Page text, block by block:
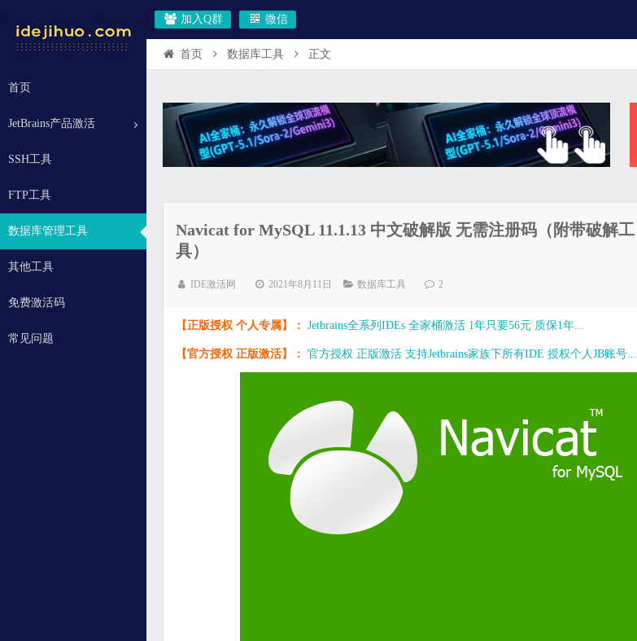
加入Q群 微信
首页
JetBrains产品激活
SSH工具
FTP工具
数据库管理工具
其他工具
免费激活码
常见问题
首页 数据库工具 正文
Navicat for MySQL 11.1.13 中文破解版 无需注册码（附带破解工
具）
IDE激活网 2021年8月11日 数据库工具 2
【正版授权 个人专属】： Jetbrains全系列IDEs 全家桶激活 1年只要56元 质保1年...
【官方授权 正版激活】： 官方授权 正版激活 支持Jetbrains家族下所有IDE 授权个人JB账号...